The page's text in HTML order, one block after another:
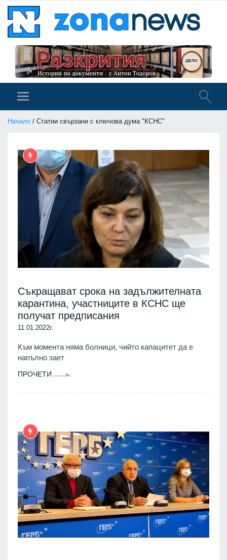
Начало / Статии свързани с ключова дума "КСНС"
Съкращават срока на задължителната
карантина, участниците в КСНС ще
получат предписания
11.01.2022г.
Към момента няма болници, чийто капацитет да е
напълно зает
ПРОЧЕТИ